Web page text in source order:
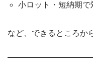
小ロット・短納期で
など、できるところか